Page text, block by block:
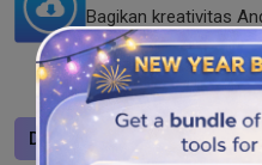
Bagikan kreativitas
online setelah
dalam file PNG, SVG,
tinggi.
Desain logo